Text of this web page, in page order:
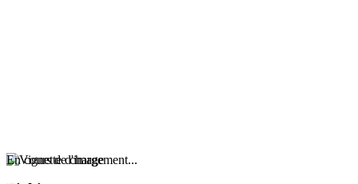
En cours de chargement...